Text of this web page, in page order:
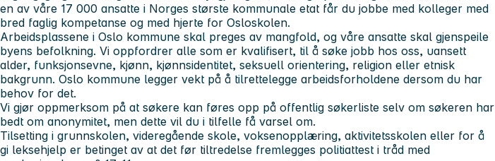
en av våre 17 000 ansatte i Norges største kommunale etat får du jobbe med kolleger med
bred faglig kompetanse og med hjerte for Osloskolen.
Arbeidsplassene i Oslo kommune skal preges av mangfold, og våre ansatte skal gjenspeile
byens befolkning. Vi oppfordrer alle som er kvalifisert, til å søke jobb hos oss, uansett
alder, funksjonsevne, kjønn, kjønnsidentitet, seksuell orientering, religion eller etnisk
bakgrunn. Oslo kommune legger vekt på å tilrettelegge arbeidsforholdene dersom du har
behov for det.
Vi gjør oppmerksom på at søkere kan føres opp på offentlig søkerliste selv om søkeren har
bedt om anonymitet, men dette vil du i tilfelle få varsel om.
Tilsetting i grunnskolen, videregående skole, voksenopplæring, aktivitetsskolen eller for å
gi leksehjelp er betinget av at det før tiltredelse fremlegges politiattest i tråd med